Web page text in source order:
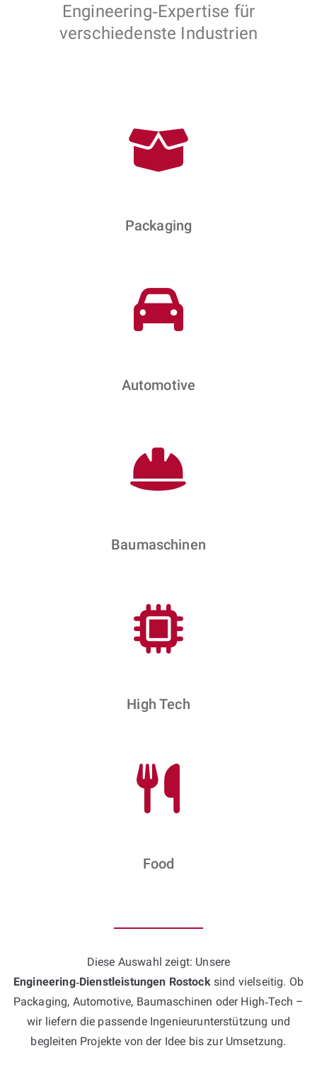
Engineering‑Expertise für
verschiedenste Industrien
Packaging
Automotive
Baumaschinen
High Tech
Food
Diese Auswahl zeigt: Unsere
Engineering‑Dienstleistungen Rostock sind vielseitig. Ob
Packaging, Automotive, Baumaschinen oder High‑Tech –
wir liefern die passende Ingenieur­unterstützung und
begleiten Projekte von der Idee bis zur Umsetzung.